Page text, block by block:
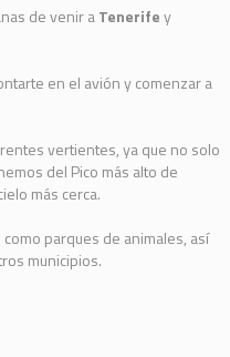
de venir aTenerifey
en el avión y comenzar a
vertientes, ya que no solo
del Pico más alto de
más cerca.
parques de animales, así
municipios.